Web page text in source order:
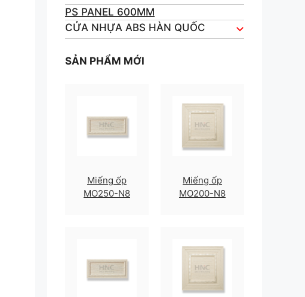
PS PANEL 600MM
CỬA NHỰA ABS HÀN QUỐC
SẢN PHẨM MỚI
Miếng ốp
MO250-N8
Miếng ốp
MO200-N8